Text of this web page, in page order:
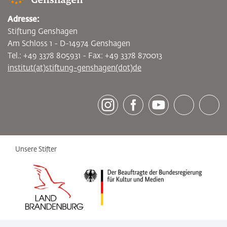
[socialLinksTitle]
Adresse:
Stiftung Genshagen
Am Schloss 1 - D-14974 Genshagen
Tel.: +49 3378 805931 - Fax: +49 3378 870013
institut(at)stiftung-genshagen(dot)de
Unsere Stifter